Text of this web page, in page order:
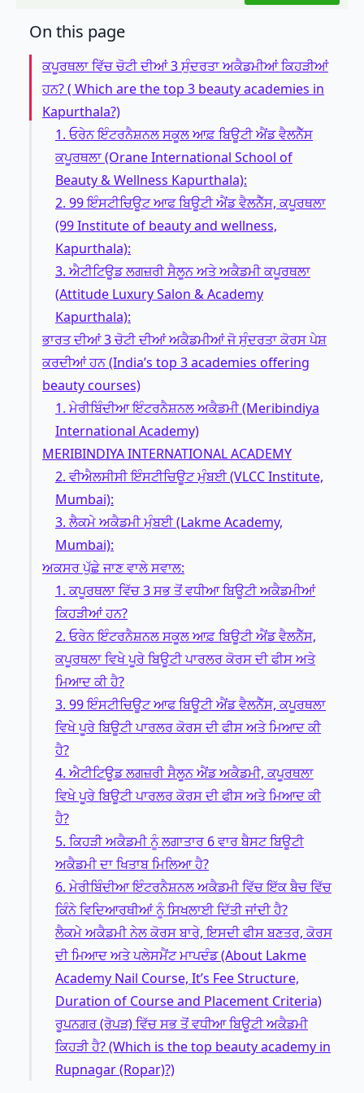
On this page
ਕਪੂਰਥਲਾ ਵਿੱਚ ਚੋਟੀ ਦੀਆਂ 3 ਸੁੰਦਰਤਾ ਅਕੈਡਮੀਆਂ ਕਿਹੜੀਆਂ
ਹਨ? ( Which are the top 3 beauty academies in
Kapurthala?)
1. ਓਰੇਨ ਇੰਟਰਨੈਸ਼ਨਲ ਸਕੂਲ ਆਫ਼ ਬਿਊਟੀ ਐਂਡ ਵੈਲਨੈੱਸ
ਕਪੂਰਥਲਾ (Orane International School of
Beauty & Wellness Kapurthala):
2. 99 ਇੰਸਟੀਚਿਊਟ ਆਫ ਬਿਊਟੀ ਐਂਡ ਵੈਲਨੈੱਸ, ਕਪੂਰਥਲਾ
(99 Institute of beauty and wellness,
Kapurthala):
3. ਐਟੀਟਿਊਡ ਲਗਜ਼ਰੀ ਸੈਲੂਨ ਅਤੇ ਅਕੈਡਮੀ ਕਪੂਰਥਲਾ
(Attitude Luxury Salon & Academy
Kapurthala):
ਭਾਰਤ ਦੀਆਂ 3 ਚੋਟੀ ਦੀਆਂ ਅਕੈਡਮੀਆਂ ਜੋ ਸੁੰਦਰਤਾ ਕੋਰਸ ਪੇਸ਼
ਕਰਦੀਆਂ ਹਨ (India’s top 3 academies offering
beauty courses)
1. ਮੇਰੀਬਿੰਦੀਆ ਇੰਟਰਨੈਸ਼ਨਲ ਅਕੈਡਮੀ (Meribindiya
International Academy)
MERIBINDIYA INTERNATIONAL ACADEMY
2. ਵੀਐਲਸੀਸੀ ਇੰਸਟੀਚਿਊਟ ਮੁੰਬਈ (VLCC Institute,
Mumbai):
3. ਲੈਕਮੇ ਅਕੈਡਮੀ ਮੁੰਬਈ (Lakme Academy,
Mumbai):
ਅਕਸਰ ਪੁੱਛੇ ਜਾਣ ਵਾਲੇ ਸਵਾਲ:
1. ਕਪੂਰਥਲਾ ਵਿੱਚ 3 ਸਭ ਤੋਂ ਵਧੀਆ ਬਿਊਟੀ ਅਕੈਡਮੀਆਂ
ਕਿਹੜੀਆਂ ਹਨ?
2. ਓਰੇਨ ਇੰਟਰਨੈਸ਼ਨਲ ਸਕੂਲ ਆਫ਼ ਬਿਊਟੀ ਐਂਡ ਵੈਲਨੈੱਸ,
ਕਪੂਰਥਲਾ ਵਿਖੇ ਪੂਰੇ ਬਿਊਟੀ ਪਾਰਲਰ ਕੋਰਸ ਦੀ ਫੀਸ ਅਤੇ
ਮਿਆਦ ਕੀ ਹੈ?
3. 99 ਇੰਸਟੀਚਿਊਟ ਆਫ ਬਿਊਟੀ ਐਂਡ ਵੈਲਨੈੱਸ, ਕਪੂਰਥਲਾ
ਵਿਖੇ ਪੂਰੇ ਬਿਊਟੀ ਪਾਰਲਰ ਕੋਰਸ ਦੀ ਫੀਸ ਅਤੇ ਮਿਆਦ ਕੀ
ਹੈ?
4. ਐਟੀਟਿਊਡ ਲਗਜ਼ਰੀ ਸੈਲੂਨ ਐਂਡ ਅਕੈਡਮੀ, ਕਪੂਰਥਲਾ
ਵਿਖੇ ਪੂਰੇ ਬਿਊਟੀ ਪਾਰਲਰ ਕੋਰਸ ਦੀ ਫੀਸ ਅਤੇ ਮਿਆਦ ਕੀ
ਹੈ?
5. ਕਿਹੜੀ ਅਕੈਡਮੀ ਨੂੰ ਲਗਾਤਾਰ 6 ਵਾਰ ਬੈਸਟ ਬਿਊਟੀ
ਅਕੈਡਮੀ ਦਾ ਖਿਤਾਬ ਮਿਲਿਆ ਹੈ?
6. ਮੇਰੀਬਿੰਦੀਆ ਇੰਟਰਨੈਸ਼ਨਲ ਅਕੈਡਮੀ ਵਿੱਚ ਇੱਕ ਬੈਚ ਵਿੱਚ
ਕਿੰਨੇ ਵਿਦਿਆਰਥੀਆਂ ਨੂੰ ਸਿਖਲਾਈ ਦਿੱਤੀ ਜਾਂਦੀ ਹੈ?
ਲੈਕਮੇ ਅਕੈਡਮੀ ਨੇਲ ਕੋਰਸ ਬਾਰੇ, ਇਸਦੀ ਫੀਸ ਬਣਤਰ, ਕੋਰਸ
ਦੀ ਮਿਆਦ ਅਤੇ ਪਲੇਸਮੈਂਟ ਮਾਪਦੰਡ (About Lakme
Academy Nail Course, It’s Fee Structure,
Duration of Course and Placement Criteria)
ਰੂਪਨਗਰ (ਰੋਪੜ) ਵਿੱਚ ਸਭ ਤੋਂ ਵਧੀਆ ਬਿਊਟੀ ਅਕੈਡਮੀ
ਕਿਹੜੀ ਹੈ? (Which is the top beauty academy in
Rupnagar (Ropar)?)